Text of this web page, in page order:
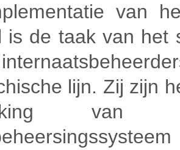
van
is de taak van het
lijn. Zij zijn
van